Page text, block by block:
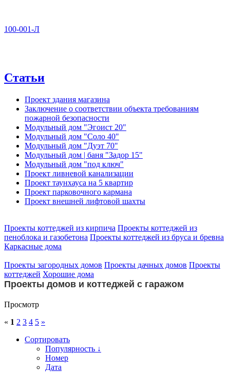
100-001-Л
Статьи
Проект здания магазина
Заключение о соответствии объекта требованиям
пожарной безопасности
Модульный дом "Эгоист 20"
Модульный дом "Соло 40"
Модульный дом "Дуэт 70"
Модульный дом | баня "Задор 15"
Модульный дом "под ключ"
Проект ливневой канализации
Проект таунхауса на 5 квартир
Проект парковочного кармана
Проект внешней лифтовой шахты
Проекты коттеджей из кирпича Проекты коттеджей из
пеноблока и газобетона Проекты коттеджей из бруса и бревна
Каркасные дома
Проекты загородных домов Проекты дачных домов Проекты
коттеджей Хорошие дома
Проекты домов и коттеджей с гаражом
Просмотр
« 1 2 3 4 5 »
Сортировать
Популярность ↓
Номер
Дата